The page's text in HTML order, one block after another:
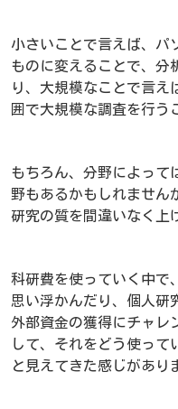
小さいことで言えば、パ
ものに変えることで、分
り、大規模なことで言え
囲で大規模な調査を行う
もちろん、分野によって
野もあるかもしれません
研究の質を間違いなく上
科研費を使っていく中で
思い浮かんだり、個人研
外部資金の獲得にチャレ
して、それをどう使って
と見えてきた感じがあり